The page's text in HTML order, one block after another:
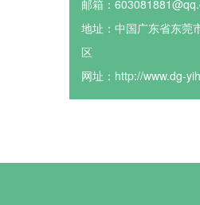
邮箱：
地址：中国广东省东莞
区
网址：http://www.dg-